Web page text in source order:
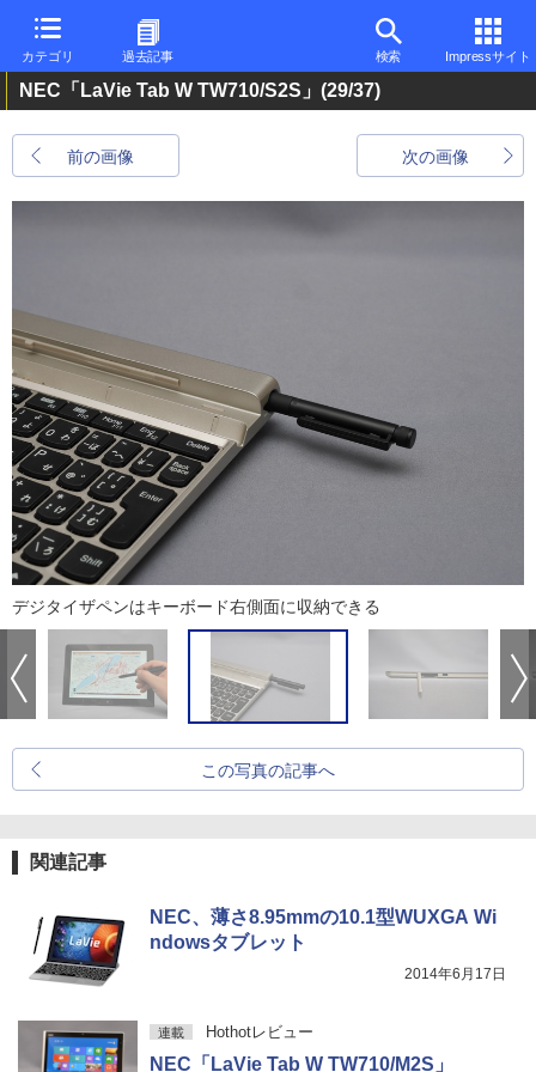
カテゴリ 過去記事 検索 Impressサイト
NEC「LaVie Tab W TW710/S2S」 (29/37)
前の画像 次の画像
デジタイザペンはキーボード右側面に収納できる
この写真の記事へ
関連記事
NEC、薄さ8.95mmの10.1型WUXGA Wi
ndowsタブレット
2014年6月17日
連載 Hothotレビュー
NEC「LaVie Tab W TW710/M2S」